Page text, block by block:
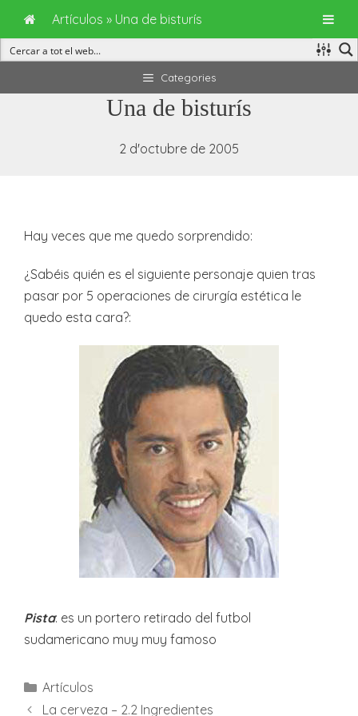
al
Categories
Una de bisturís
2 d'octubre de 2005
Hay veces que me quedo sorprendido:
¿Sabéis quién es el siguiente personaje quien tras
pasar por 5 operaciones de cirurgía estética le
quedo esta cara?:
Pista: es un portero retirado del futbol
sudamericano muy muy famoso
Categories
Artículos
La cerveza – 2.2 Ingredientes
Artículos » Una de bisturís